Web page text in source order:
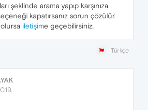
şeklinde arama yapıp karşınıza
kapatırsanız sorun çözülür.
iletişime geçebilirsiniz.
Türkçe